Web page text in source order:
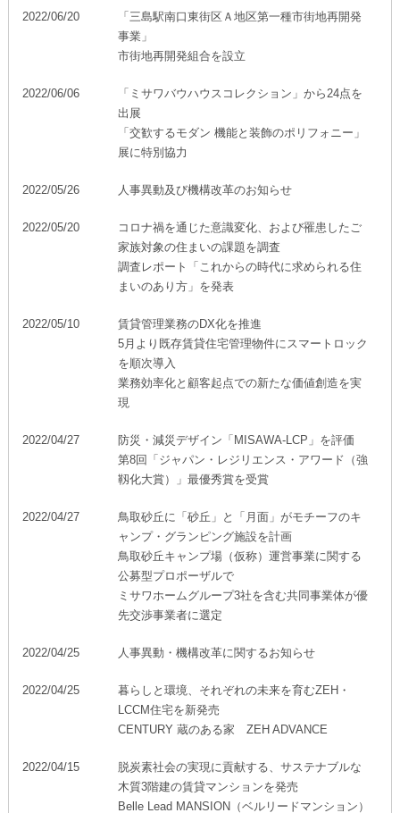
2022/06/20
「三島駅南口東街区Ａ地区第一種市街地再開発
事業」
市街地再開発組合を設立
2022/06/06
「ミサワバウハウスコレクション」から24点を
出展
「交歓するモダン 機能と装飾のポリフォニー」
展に特別協力
2022/05/26 人事異動及び機構改革のお知らせ
2022/05/20
コロナ禍を通じた意識変化、および罹患したご
家族対象の住まいの課題を調査
調査レポート「これからの時代に求められる住
まいのあり方」を発表
2022/05/10
賃貸管理業務のDX化を推進
5月より既存賃貸住宅管理物件にスマートロック
を順次導入
業務効率化と顧客起点での新たな価値創造を実
現
2022/04/27
防災・減災デザイン「MISAWA-LCP」を評価
第8回「ジャパン・レジリエンス・アワード（強
靱化大賞）」最優秀賞を受賞
2022/04/27
鳥取砂丘に「砂丘」と「月面」がモチーフのキ
ャンプ・グランピング施設を計画
鳥取砂丘キャンプ場（仮称）運営事業に関する
公募型プロポーザルで
ミサワホームグループ3社を含む共同事業体が優
先交渉事業者に選定
2022/04/25 人事異動・機構改革に関するお知らせ
2022/04/25
暮らしと環境、それぞれの未来を育むZEH・
LCCM住宅を新発売
CENTURY 蔵のある家 ZEH ADVANCE
2022/04/15
脱炭素社会の実現に貢献する、サステナブルな
木質3階建の賃貸マンションを発売
Belle Lead MANSION（ベルリードマンション）